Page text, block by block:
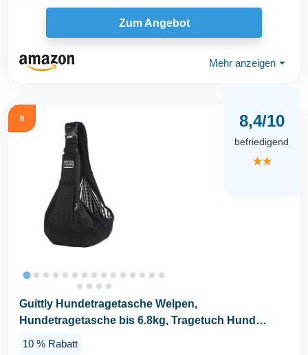
Abnehmbares...
Zum Angebot
Mehr anzeigen ⏷
8 8,4/10
befriedigend
★★
Guittly Hundetragetasche Welpen,
Hundetragetasche bis 6.8kg, Tragetuch Hund
10 % Rabatt